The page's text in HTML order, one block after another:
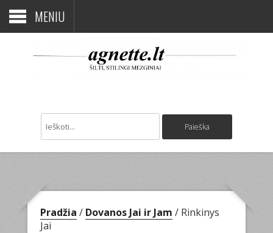
MENIU
Pradžia / Dovanos Jai ir Jam / Rinkinys
Jai